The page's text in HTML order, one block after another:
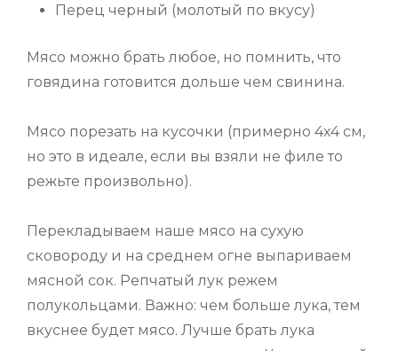
Перец черный (молотый по вкусу)
Мясо можно брать любое, но помнить, что
говядина готовится дольше чем свинина.
Мясо порезать на кусочки (примерно 4х4 см,
но это в идеале, если вы взяли не филе то
режьте произвольно).
Перекладываем наше мясо на сухую
сковороду и на среднем огне выпариваем
мясной сок. Репчатый лук режем
полукольцами. Важно: чем больше лука, тем
вкуснее будет мясо. Лучше брать лука